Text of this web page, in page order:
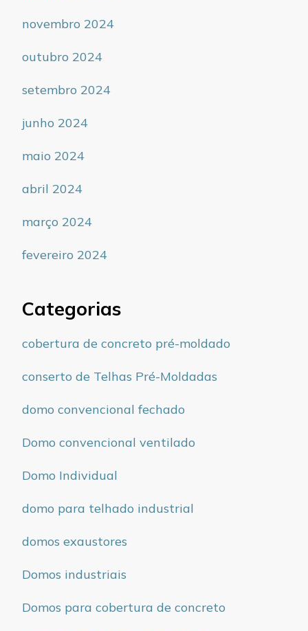
novembro 2024
outubro 2024
setembro 2024
junho 2024
maio 2024
abril 2024
março 2024
fevereiro 2024
Categorias
cobertura de concreto pré-moldado
conserto de Telhas Pré-Moldadas
domo convencional fechado
Domo convencional ventilado
Domo Individual
domo para telhado industrial
domos exaustores
Domos industriais
Domos para cobertura de concreto